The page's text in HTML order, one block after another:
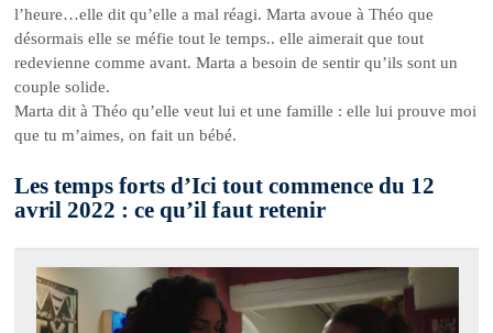
l’heure…elle dit qu’elle a mal réagi. Marta avoue à Théo que
désormais elle se méfie tout le temps.. elle aimerait que tout
redevienne comme avant. Marta a besoin de sentir qu’ils sont un
couple solide.
Marta dit à Théo qu’elle veut lui et une famille : elle lui prouve moi
que tu m’aimes, on fait un bébé.
Les temps forts d’Ici tout commence du 12
avril 2022 : ce qu’il faut retenir